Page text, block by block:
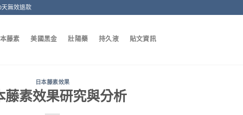
天無效退款
藤素 美國黑金 壯陽藥 持久液 貼文資訊
日本藤素效果
藤素效果研究與分析